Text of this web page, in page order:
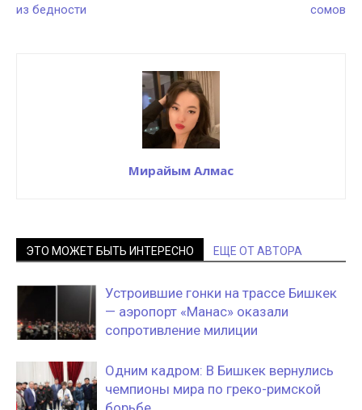
из бедности
сомов
Мирайым Алмас
ЭТО МОЖЕТ БЫТЬ ИНТЕРЕСНО ЕЩЕ ОТ АВТОРА
Устроившие гонки на трассе Бишкек
— аэропорт «Манас» оказали
сопротивление милиции
Одним кадром: В Бишкек вернулись
чемпионы мира по греко-римской